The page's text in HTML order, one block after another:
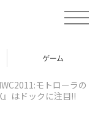
t
o
v
ゲーム
モトローラの
はドックに注目!!